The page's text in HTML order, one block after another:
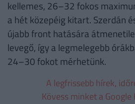
kellemes, 26–32 fokos
a hét közepéig kitart. Szerdán
újabb front hatására
levegő, így a legmelegebb
24–30 fokot mérhetünk.
A legfrissebb hírek,
Kövess minket a